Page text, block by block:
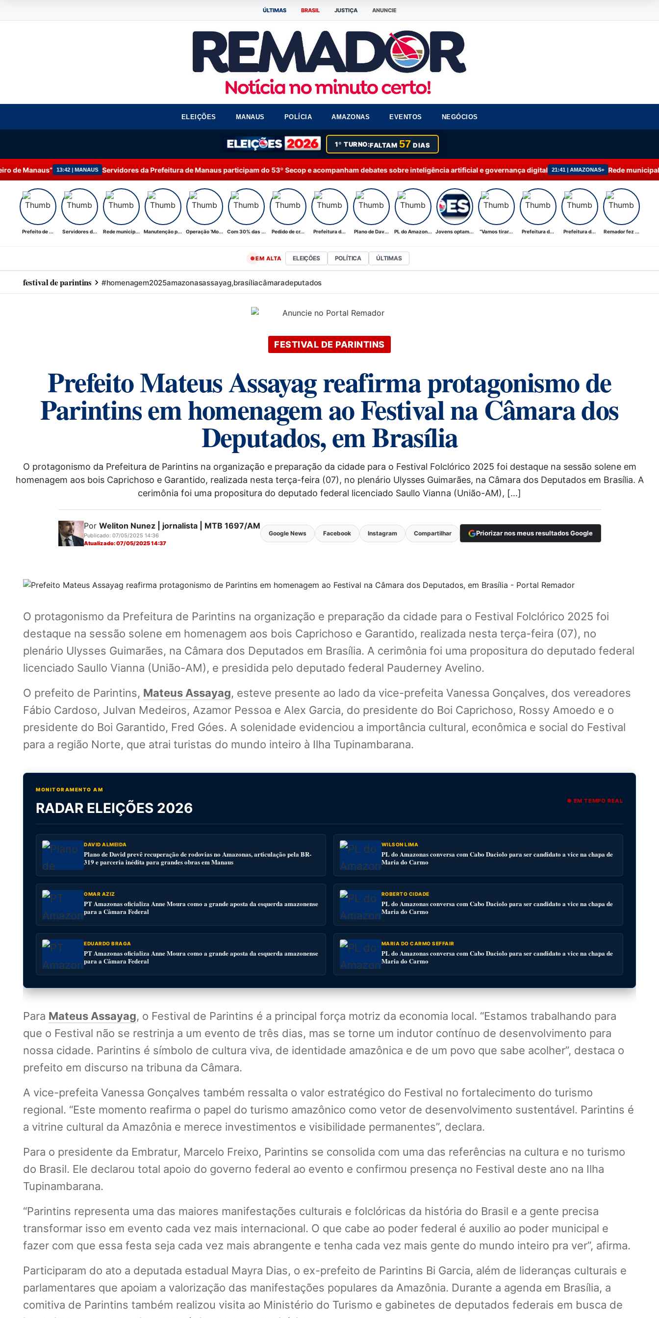
ÚLTIMAS BRASIL JUSTIÇA ANUNCIE
ELEIÇÕES MANAUS POLÍCIA AMAZONAS EVENTOS NEGÓCIOS
1º TURNO:FALTAM 57 DIAS
13:42 | MANAUS Servidores da Prefeitura de Manaus participam do 53º Secop e acompanham debates sobre inteligência artificial e governança digital 21:41 | AMAZONAS+ Rede municipal de ensino
Prefeito de ... Servidores d... Rede municip... Manutenção p... Operação ‘Mo... Com 30% das ... Pedido de cr... Prefeitura d... Plano de Dav... PL do Amazon... Jovens optam... “Vamos tirar... Prefeitura d... Prefeitura d... Remador fez ...
EM ALTA ELEIÇÕES POLÍTICA ÚLTIMAS
festival de parintins #homenagem2025amazonasassayag,brasíliacâmaradeputados
FESTIVAL DE PARINTINS
Prefeito Mateus Assayag reafirma protagonismo de
Parintins em homenagem ao Festival na Câmara dos
Deputados, em Brasília
O protagonismo da Prefeitura de Parintins na organização e preparação da cidade para o Festival Folclórico 2025 foi destaque na sessão solene em
homenagem aos bois Caprichoso e Garantido, realizada nesta terça-feira (07), no plenário Ulysses Guimarães, na Câmara dos Deputados em Brasília. A
cerimônia foi uma propositura do deputado federal licenciado Saullo Vianna (União-AM), […]
Por Weliton Nunez | jornalista | MTB 1697/AM
Publicado: 07/05/2025 14:36
Atualizado: 07/05/2025 14:37
Google News Facebook Instagram Compartilhar Priorizar nos meus resultados Google
O protagonismo da Prefeitura de Parintins na organização e preparação da cidade para o Festival Folclórico 2025 foi
destaque na sessão solene em homenagem aos bois Caprichoso e Garantido, realizada nesta terça-feira (07), no
plenário Ulysses Guimarães, na Câmara dos Deputados em Brasília. A cerimônia foi uma propositura do deputado federal
licenciado Saullo Vianna (União-AM), e presidida pelo deputado federal Pauderney Avelino.
O prefeito de Parintins, Mateus Assayag, esteve presente ao lado da vice-prefeita Vanessa Gonçalves, dos vereadores
Fábio Cardoso, Julvan Medeiros, Azamor Pessoa e Alex Garcia, do presidente do Boi Caprichoso, Rossy Amoedo e o
presidente do Boi Garantido, Fred Góes. A solenidade evidenciou a importância cultural, econômica e social do Festival
para a região Norte, que atrai turistas do mundo inteiro à Ilha Tupinambarana.
MONITORAMENTO AM
RADAR ELEIÇÕES 2026 ● EM TEMPO REAL
DAVID ALMEIDA
Plano de David prevê recuperação de rodovias no Amazonas, articulação pela BR-
319 e parceria inédita para grandes obras em Manaus
WILSON LIMA
PL do Amazonas conversa com Cabo Daciolo para ser candidato a vice na chapa de
Maria do Carmo
OMAR AZIZ
PT Amazonas oficializa Anne Moura como a grande aposta da esquerda amazonense
para a Câmara Federal
ROBERTO CIDADE
PL do Amazonas conversa com Cabo Daciolo para ser candidato a vice na chapa de
Maria do Carmo
EDUARDO BRAGA
PT Amazonas oficializa Anne Moura como a grande aposta da esquerda amazonense
para a Câmara Federal
MARIA DO CARMO SEFFAIR
PL do Amazonas conversa com Cabo Daciolo para ser candidato a vice na chapa de
Maria do Carmo
Para Mateus Assayag, o Festival de Parintins é a principal força motriz da economia local. “Estamos trabalhando para
que o Festival não se restrinja a um evento de três dias, mas se torne um indutor contínuo de desenvolvimento para
nossa cidade. Parintins é símbolo de cultura viva, de identidade amazônica e de um povo que sabe acolher”, destaca o
prefeito em discurso na tribuna da Câmara.
A vice-prefeita Vanessa Gonçalves também ressalta o valor estratégico do Festival no fortalecimento do turismo
regional. “Este momento reafirma o papel do turismo amazônico como vetor de desenvolvimento sustentável. Parintins é
a vitrine cultural da Amazônia e merece investimentos e visibilidade permanentes”, declara.
Para o presidente da Embratur, Marcelo Freixo, Parintins se consolida com uma das referências na cultura e no turismo
do Brasil. Ele declarou total apoio do governo federal ao evento e confirmou presença no Festival deste ano na Ilha
Tupinambarana.
“Parintins representa uma das maiores manifestações culturais e folclóricas da história do Brasil e a gente precisa
transformar isso em evento cada vez mais internacional. O que cabe ao poder federal é auxilio ao poder municipal e
fazer com que essa festa seja cada vez mais abrangente e tenha cada vez mais gente do mundo inteiro pra ver”, afirma.
Participaram do ato a deputada estadual Mayra Dias, o ex-prefeito de Parintins Bi Garcia, além de lideranças culturais e
parlamentares que apoiam a valorização das manifestações populares da Amazônia. Durante a agenda em Brasília, a
comitiva de Parintins também realizou visita ao Ministério do Turismo e gabinetes de deputados federais em busca de